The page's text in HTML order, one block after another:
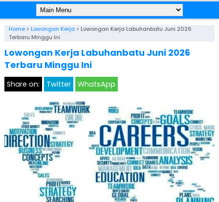
Home> Lowongan Kerja > Lowongan Kerja Labuhanbatu Juni 2026
Terbaru Minggu Ini
Lowongan Kerja Labuhanbatu Juni 2026
Terbaru Minggu Ini
Share on: Twitter WhatsApp